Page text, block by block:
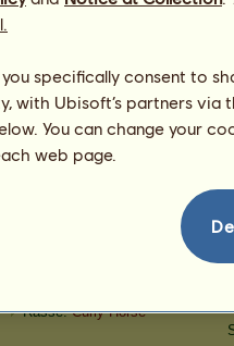
Alter: ein paar Stunden
Geboren: 14.07.2024
Geschlecht: weiblich
Stockmaß:158
Rasse:Curly Horse
specifically consent to
with Ubisoft’s partners via
You can change your
web page.